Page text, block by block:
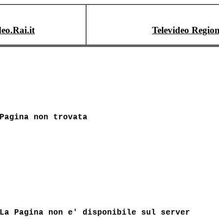
Televideo
Pagina non trovata
La Pagina non e' disponibile sul server